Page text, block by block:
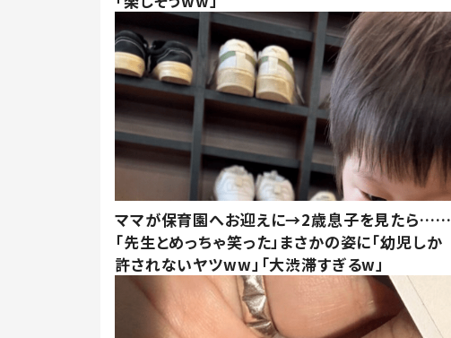
ママが保育園へお迎えに→2歳息子を見たら……
「先生とめっちゃ笑った」まさかの姿に「幼児しか
許されないヤツww」「大渋滞すぎるw」